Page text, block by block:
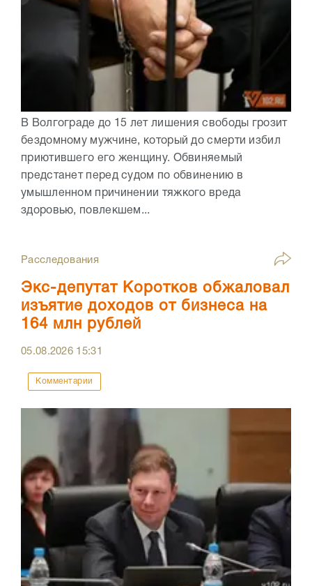
В Волгограде до 15 лет лишения свободы грозит
бездомному мужчине, который до смерти избил
приютившего его женщину. Обвиняемый
предстанет перед судом по обвинению в
умышленном причинении тяжкого вреда
здоровью, повлекшем...
Расследования
Экс-депутат Коротков обжаловал
изъятие доходов от бизнеса на
164 млн рублей
05.08.2026 15:31
Комментарии